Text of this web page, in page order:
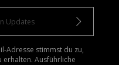
Adresse stimmst du zu,
erhalten. Ausführliche